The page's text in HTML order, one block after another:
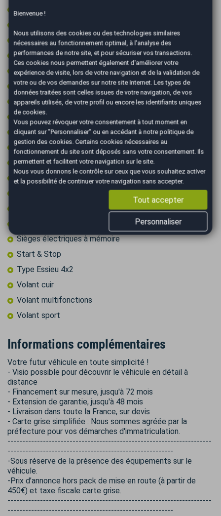
Ordinateur de bord
Pack cuir
Pack sport
Palettes au volant
Peinture integrale
Prise 12v
Prise audio USB
Radar arrière de détection d'obstacles
Radar avant de détection d'obstacles
Régulateur de vitesse
Retroviseur intérieur électrochrome
Sièges électriques à mémoire
Start & Stop
Type Essieu 4x2
Volant cuir
Volant multifonctions
Volant sport
Informations complémentaires
Votre futur véhicule en toute simplicité !
- Visio possible pour découvrir le véhicule en détail à
distance
- Financement sur mesure, jusqu'à 72 mois
- Extension de garantie, jusqu'à 48 mois
- Livraison dans toute la France, sur devis
- Carte grise simplifiée : Nous sommes agréée par la
préfecture pour vos démarches d'immatriculation.
---------------------------------------------------------------------
--------------------------------------------------------
-Sous réserve de la présence des équipements sur le
véhicule.
-Prix d’annonce hors pack de mise en route (à partir de
450€) et taxe fiscale carte grise.
---------------------------------------------------------------------
--------------------------------------------------------
Bienvenue !
Nous utilisons des cookies ou des technologies similaires
nécessaires au fonctionnement optimal, à l'analyse des
performances de notre site, et pour sécuriser vos transactions.
Ces cookies nous permettent également d'améliorer votre
expérience de visite, lors de votre navigation et de la validation de
votre ou de vos demandes sur notre site Internet. Les types de
données traitées sont celles issues de votre navigation, de vos
appareils utilisés, de votre profil ou encore les identifiants uniques
de cookies.
Vous pouvez révoquer votre consentement à tout moment en
cliquant sur "Personnaliser" ou en accédant à notre politique de
gestion des cookies. Certains cookies nécessaires au
fonctionnement du site sont déposés sans votre consentement. Ils
permettent et facilitent votre navigation sur le site.
Nous vous donnons le contrôle sur ceux que vous souhaitez activer
et la possibilité de continuer votre navigation sans accepter.
Tout accepter
Personnaliser